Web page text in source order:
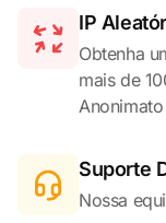
IP
Obtenha
mais de
Suporte
Nossa